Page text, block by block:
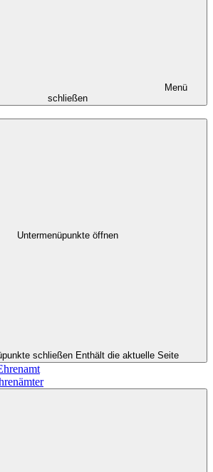
Menü
schließen
Untermenüpunkte öffnen
schließen Enthält die aktuelle Seite